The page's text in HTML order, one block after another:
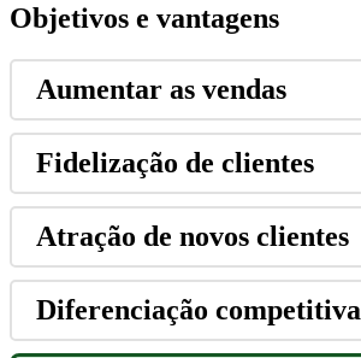
Objetivos e vantagens
Aumentar as vendas
Fidelização de clientes
Atração de novos clientes
Diferenciação competitiva